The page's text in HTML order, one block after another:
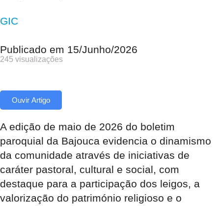
GIC
Publicado em 15/Junho/2026
245 visualizações
Ouvir Artigo
A edição de maio de 2026 do boletim
paroquial da Bajouca evidencia o dinamismo
da comunidade através de iniciativas de
caráter pastoral, cultural e social, com
destaque para a participação dos leigos, a
valorização do património religioso e o